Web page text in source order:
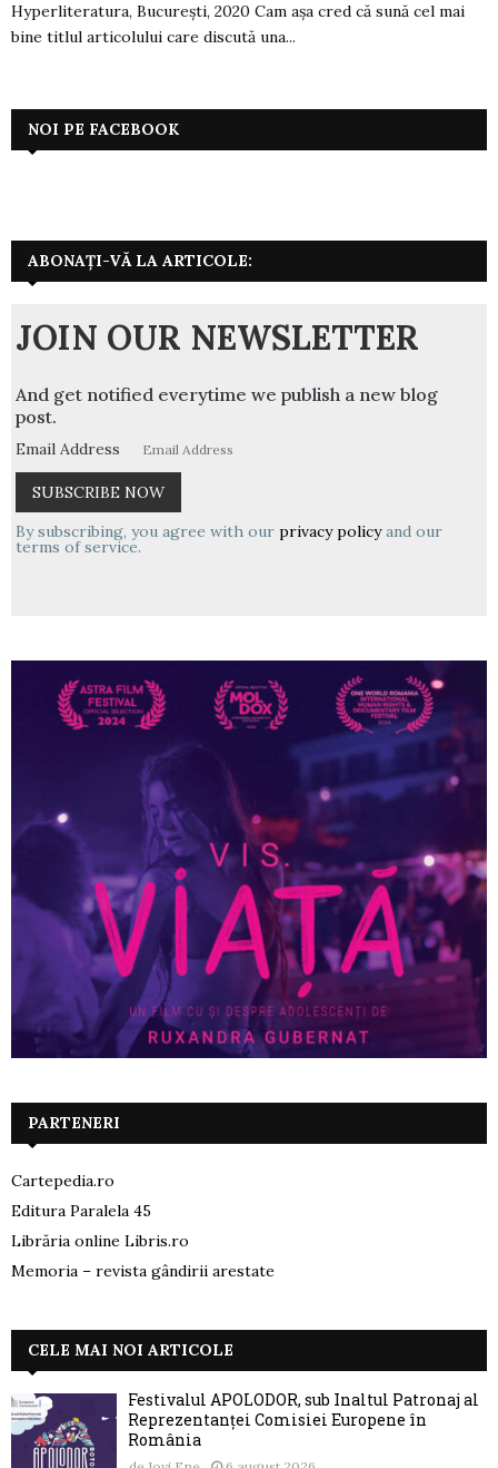
Hyperliteratura, București, 2020 Cam așa cred că sună cel mai
bine titlul articolului care discută una...
NOI PE FACEBOOK
ABONAȚI-VĂ LA ARTICOLE:
JOIN OUR NEWSLETTER
And get notified everytime we publish a new blog
post.
Email Address
By subscribing, you agree with our privacy policyand our
terms of service.
PARTENERI
Cartepedia.ro
Editura Paralela 45
Librăria online Libris.ro
Memoria – revista gândirii arestate
CELE MAI NOI ARTICOLE
Festivalul APOLODOR, sub Înaltul Patronaj al
Reprezentanței Comisiei Europene în
România